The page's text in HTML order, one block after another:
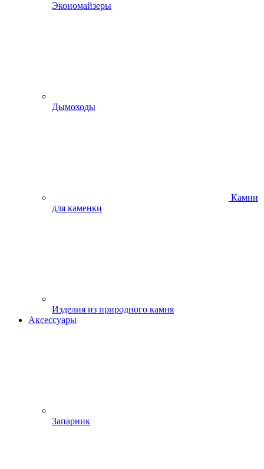
Экономайзеры
Дымоходы
Камни
для каменки
Изделия из природного камня
Аксессуары
Запарник